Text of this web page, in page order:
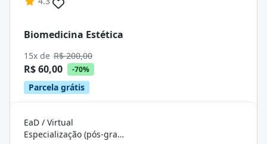
Biomedicina Estética
15x de R$ 200,00
R$ 60,00 -70%
Parcela grátis
EaD / Virtual
Especialização (pós-graduação)